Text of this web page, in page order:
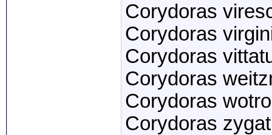
Corydoras
Corydoras
Corydoras
Corydoras
Corydoras
Corydoras